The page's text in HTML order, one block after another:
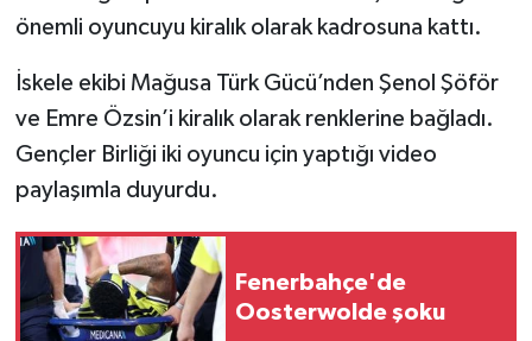
önemli oyuncuyu kiralık olarak kadrosuna kattı.
İskele ekibi Mağusa Türk Gücü’nden Şenol Şöför
ve Emre Özsin’i kiralık olarak renklerine bağladı.
Gençler Birliği iki oyuncu için yaptığı video
paylaşımla duyurdu.
Fenerbahçe'de
Oosterwolde şoku